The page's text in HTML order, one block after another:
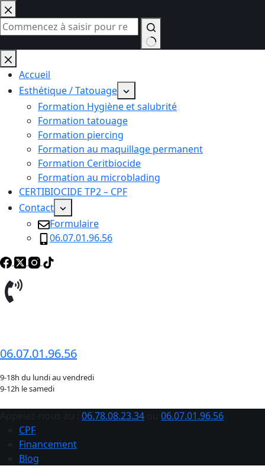
Passer
au
contenu
Aucun
résultatAccueil
Esthétique / Tatouage
Formation Hygiène et salubrité
Formation tatouage
Formation piercing
Formation au maquillage permanent
Formation Ceritbiocide
Formation au microblading
CERTIBIOCIDE TP2 – CPF
Contact
Formulaire
06.07.01.96.56
06.07.01.96.56
9-18h du lundi au vendredi
9-12h le samedi
06.78.08.23.34
06.07.01.96.56
CPF
Financement
Blog